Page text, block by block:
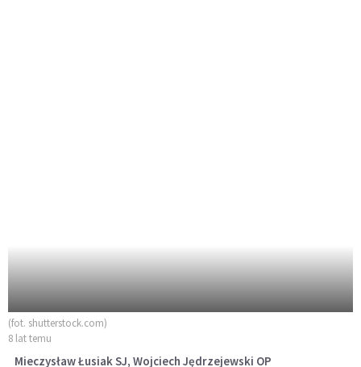
(fot. shutterstock.com)
8 lat temu
Mieczysław Łusiak SJ, Wojciech Jędrzejewski OP